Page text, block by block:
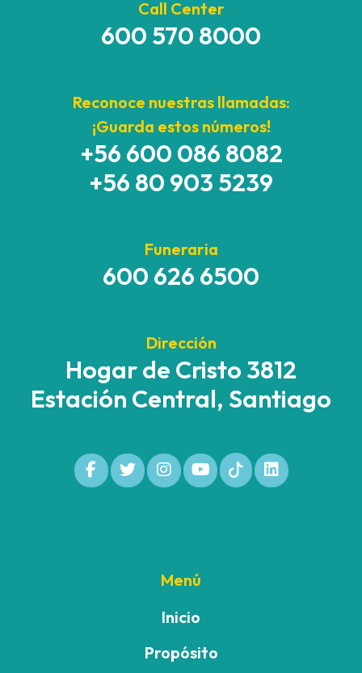
Call Center
600 570 8000
Reconoce nuestras llamadas:
¡Guarda estos números!
+56 600 086 8082
+56 80 903 5239
Funeraria
600 626 6500
Dirección
Hogar de Cristo 3812
Estación Central, Santiago
Menú
Inicio
Propósito